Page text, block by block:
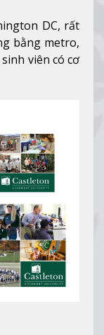
DC, rất
bằng metro,
viên có cơ
trên Thế